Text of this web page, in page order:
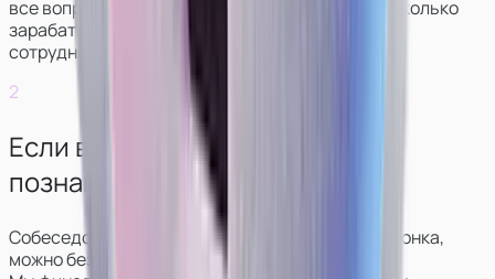
все вопросы, покажем, как выглядит работа и сколько
зарабатывают модели в разных вариантах
сотрудничества.
2
Если всё понравится —
познакомитесь с куратором.
Собеседование обычно проходит в формате звонка,
можно без видео.